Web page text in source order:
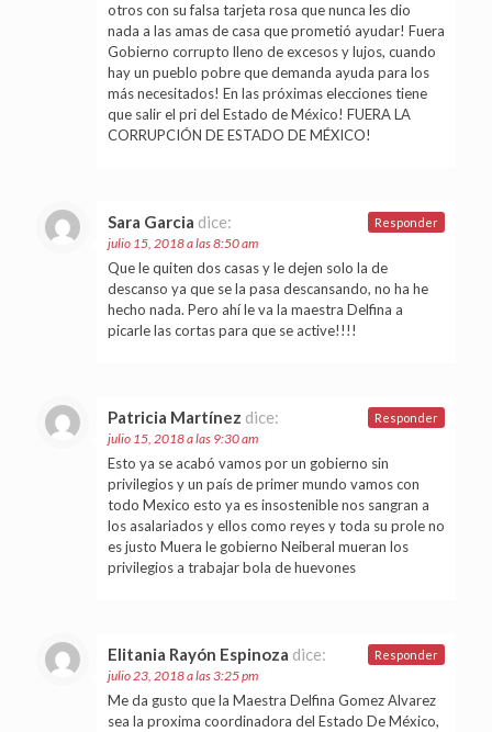
otros con su falsa tarjeta rosa que nunca les dio
nada a las amas de casa que prometió ayudar! Fuera
Gobierno corrupto lleno de excesos y lujos, cuando
hay un pueblo pobre que demanda ayuda para los
más necesitados! En las próximas elecciones tiene
que salir el pri del Estado de México! FUERA LA
CORRUPCIÓN DE ESTADO DE MÉXICO!
Sara Garcia dice:
julio 15, 2018 a las 8:50 am
Que le quiten dos casas y le dejen solo la de
descanso ya que se la pasa descansando, no ha he
hecho nada. Pero ahí le va la maestra Delfina a
picarle las cortas para que se active!!!!
Responder
Patricia Martínez dice:
julio 15, 2018 a las 9:30 am
Esto ya se acabó vamos por un gobierno sin
privilegios y un país de primer mundo vamos con
todo Mexico esto ya es insostenible nos sangran a
los asalariados y ellos como reyes y toda su prole no
es justo Muera le gobierno Neiberal mueran los
privilegios a trabajar bola de huevones
Responder
Elitania Rayón Espinoza dice:
julio 23, 2018 a las 3:25 pm
Me da gusto que la Maestra Delfina Gomez Alvarez
sea la proxima coordinadora del Estado De México,
Responder